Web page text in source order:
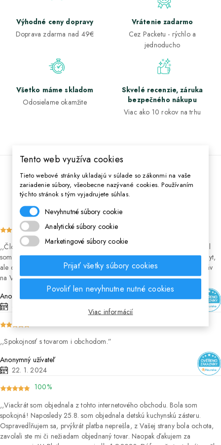
Výhodné ceny dopravy
Doprava zdarma nad 49€
Vrátenie zadarmo
Cez Packetu - rýchlo a
jednoducho
Všetko máme skladom
Odosielame okamžite
Skvelé recenzie, záruka
bezpečného nákupu
Viac ako 10 rokov na trhu
98 % zákazníkov nás odporúča
100%
Človek by neveril, aké náročné je zohnať pol kila plastelíny. Vážne, bál
som sa, lebo jediní ste mali tento sortiment, asi po ňom nie je extra dopyt,
ale dostal som to, čo som chcel a moju dôveru máte. Určtie sa bez obáv
na Vás v budúcnosti rád obrátim.
Anonymný užívateľ
Spokojnosť s tovarom i obchodom.
Anonymný užívateľ
22. 1. 2024
100%
Viackrát som objednala z tohto internetového obchodu. Bola som
spokojná! Naposledy 25.8. som objednala detskú kuchynskú zásteru.
Ospravedlňujem sa, prvýkrát platba neprešla, z Vašej strany bola ochota,
zavolali ste mi či nežiadam objednaný tovar. Naopak ďakujem za
Tento web využíva cookies
Tieto webové stránky ukladajú v súlade so zákonmi na vaše
zariadenie súbory, všeobecne nazývané cookies. Používaním
týchto stránok s tým vyjadrujete súhlas.
Nevyhnutné súbory cookie
Analytické súbory cookie
Marketingové súbory cookie
Prijať všetky súbory cookies
Povoliť len nevyhnutne nutné cookies
Viac informácií